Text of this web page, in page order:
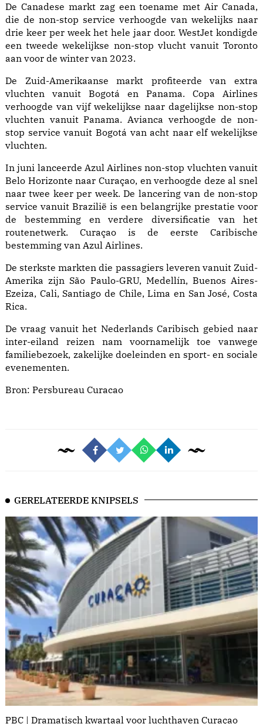
De Canadese markt zag een toename met Air Canada,
die de non-stop service verhoogde van wekelijks naar
drie keer per week het hele jaar door. WestJet kondigde
een tweede wekelijkse non-stop vlucht vanuit Toronto
aan voor de winter van 2023.
De Zuid-Amerikaanse markt profiteerde van extra
vluchten vanuit Bogotá en Panama. Copa Airlines
verhoogde van vijf wekelijkse naar dagelijkse non-stop
vluchten vanuit Panama. Avianca verhoogde de non-
stop service vanuit Bogotá van acht naar elf wekelijkse
vluchten.
In juni lanceerde Azul Airlines non-stop vluchten vanuit
Belo Horizonte naar Curaçao, en verhoogde deze al snel
naar twee keer per week. De lancering van de non-stop
service vanuit Brazilië is een belangrijke prestatie voor
de bestemming en verdere diversificatie van het
routenetwerk. Curaçao is de eerste Caribische
bestemming van Azul Airlines.
De sterkste markten die passagiers leveren vanuit Zuid-
Amerika zijn São Paulo-GRU, Medellín, Buenos Aires-
Ezeiza, Cali, Santiago de Chile, Lima en San José, Costa
Rica.
De vraag vanuit het Nederlands Caribisch gebied naar
inter-eiland reizen nam voornamelijk toe vanwege
familiebezoek, zakelijke doeleinden en sport- en sociale
evenementen.
Bron: Persbureau Curacao
GERELATEERDE KNIPSELS
PBC | Dramatisch kwartaal voor luchthaven Curaçao